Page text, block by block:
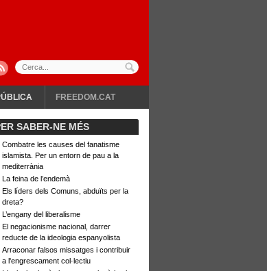
FREEDOM.CAT
SABER-NE MÉS
Combatre les causes del fanatisme
islamista. Per un entorn de pau a la
mediterrània
La feina de l’endemà
Els líders dels Comuns, abduïts per la
dreta?
L’engany del liberalisme
El negacionisme nacional, darrer
reducte de la ideologia espanyolista
Arraconar falsos missatges i contribuir
a l'engrescament col·lectiu